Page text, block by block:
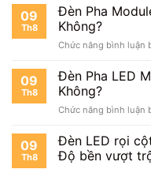
09
Th8
Đèn Pha
Không?
Chức năng bình luận
09
Th8
Đèn Pha LED
Không?
Chức năng bình luận
09
Th8
Đèn LED rọi
Độ bền vượt